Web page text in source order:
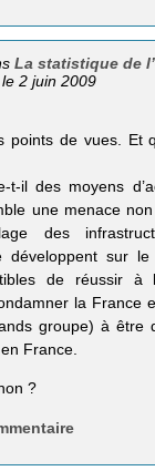
La statistique de
2 juin 2009
points de vues. Et
t-il des moyens
une menace
des
développent sur le
de réussir à
la France
groupe) à être
France.
?